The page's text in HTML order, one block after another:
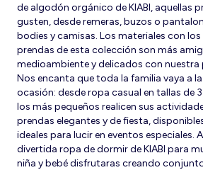
de algodón orgánico de KIABI, aquellas
gusten, desde remeras, buzos o
bodies y camisas. Los materiales con los
prendas de esta colección son más
medioambiente y delicados con nuestra
Nos encanta que toda la familia vaya a
ocasión: desde ropa casual en tallas de
los más pequeños realicen sus
prendas elegantes y de fiesta,
ideales para lucir en eventos especiales.
divertida ropa de dormir de KIABI para
niña y bebé disfrutaras creando